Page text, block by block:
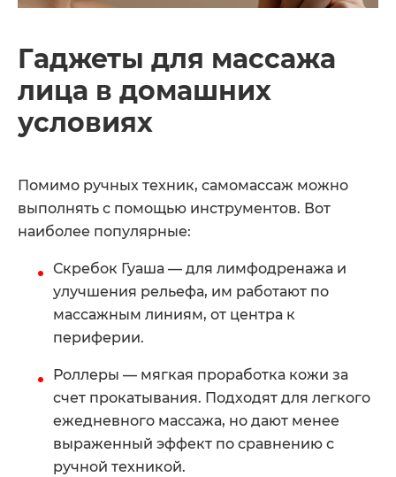
Гаджеты для массажа
лица в домашних
условиях
Помимо ручных техник, самомассаж можно
выполнять с помощью инструментов. Вот
наиболее популярные:
Скребок Гуаша — для лимфодренажа и
улучшения рельефа, им работают по
массажным линиям, от центра к
периферии.
Роллеры — мягкая проработка кожи за
счет прокатывания. Подходят для легкого
ежедневного массажа, но дают менее
выраженный эффект по сравнению с
ручной техникой.